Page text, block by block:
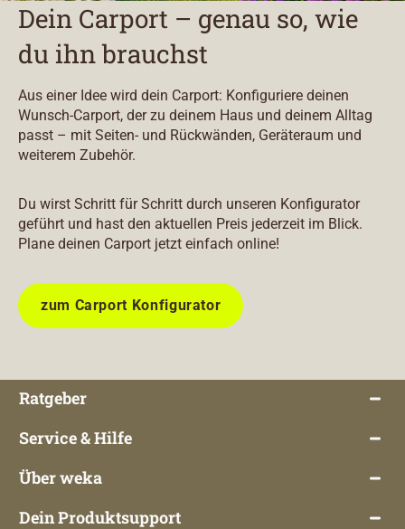
Dein Carport – genau so, wie
du ihn brauchst
Aus einer Idee wird dein Carport: Konfiguriere deinen
Wunsch-Carport, der zu deinem Haus und deinem Alltag
passt – mit Seiten- und Rückwänden, Geräteraum und
weiterem Zubehör.
Du wirst Schritt für Schritt durch unseren Konfigurator
geführt und hast den aktuellen Preis jederzeit im Blick.
Plane deinen Carport jetzt einfach online!
zum Carport Konfigurator
Ratgeber
Service & Hilfe
Über weka
Dein Produktsupport